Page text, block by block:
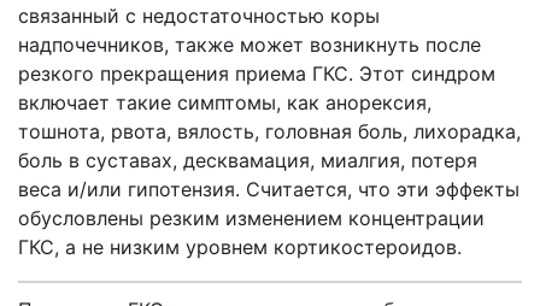
связанный с недостаточностью коры
надпочечников, также может возникнуть после
резкого прекращения приема ГКС. Этот синдром
включает такие симптомы, как анорексия,
тошнота, рвота, вялость, головная боль, лихорадка,
боль в суставах, десквамация, миалгия, потеря
веса и/или гипотензия. Считается, что эти эффекты
обусловлены резким изменением концентрации
ГКС, а не низким уровнем кортикостероидов.